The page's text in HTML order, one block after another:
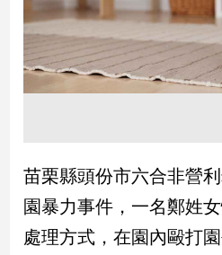
地
產
品
政
治
政
治
苗栗縣頭份市六合非營
園暴力事件，一名鄭姓
處理方式，在園內毆打